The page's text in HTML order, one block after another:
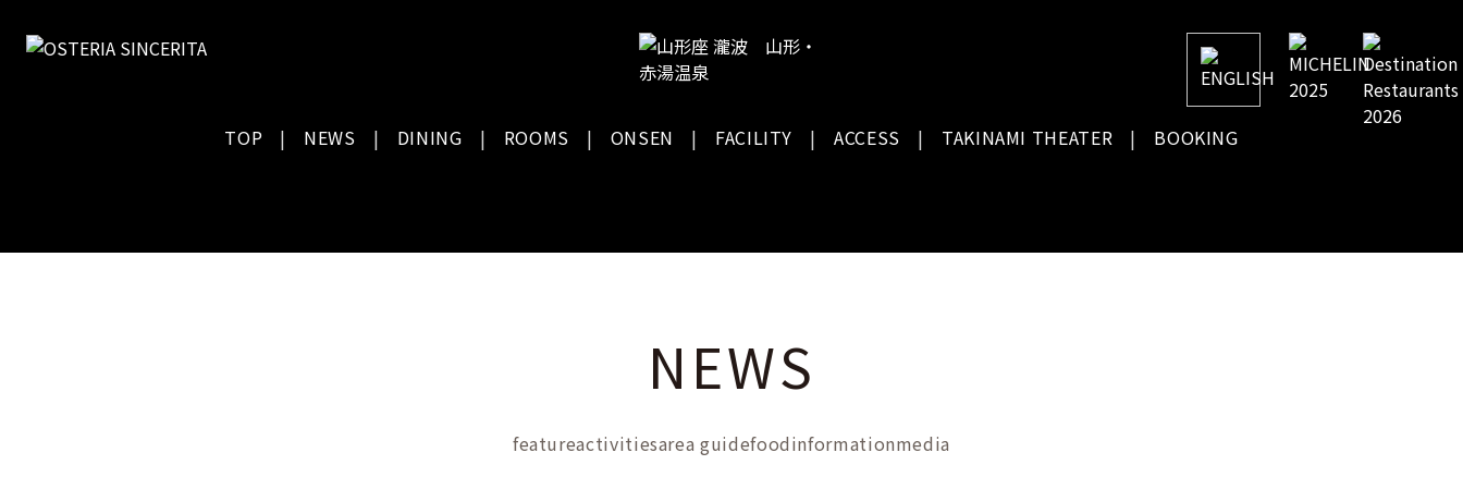
TOP NEWS DINING ROOMS ONSEN FACILITY ACCESS TAKINAMI THEATER BOOKING
NEWS
featureactivitiesarea guidefoodinformationmedia